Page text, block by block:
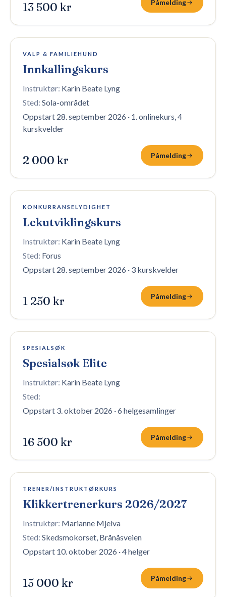
13 500 kr Påmelding
6 plasser igjen
VALP & FAMILIEHUND
Innkallingskurs
Instruktør: Karin Beate Lyng
Sted: Sola-området
Oppstart 28. september 2026 · 1. onlinekurs, 4
kurskvelder
2 000 kr Påmelding
6 plasser igjen
KONKURRANSELYDIGHET
Lekutviklingskurs
Instruktør: Karin Beate Lyng
Sted: Forus
Oppstart 28. september 2026 · 3 kurskvelder
1 250 kr Påmelding
16 plasser igjen
SPESIALSØK
Spesialsøk Elite
Instruktør: Karin Beate Lyng
Sted:
Oppstart 3. oktober 2026 ·6 helgesamlinger
16 500 kr Påmelding
3 plasser igjen
TRENER/INSTRUKTØRKURS
Klikkertrenerkurs 2026/2027
Instruktør: Marianne Mjelva
Sted: Skedsmokorset, Brånåsveien
Oppstart 10. oktober 2026 ·4 helger
15 000 kr Påmelding